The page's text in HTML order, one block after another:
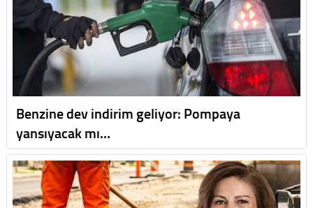
Benzine dev indirim geliyor: Pompaya
yansıyacak mı…